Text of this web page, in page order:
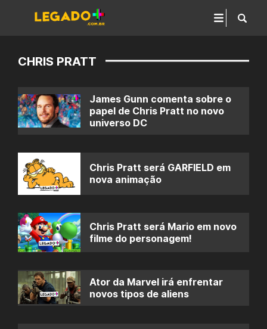
CHRIS PRATT
James Gunn comenta sobre o
papel de Chris Pratt no novo
universo DC
Chris Pratt será GARFIELD em
nova animação
Chris Pratt será Mario em novo
filme do personagem!
Ator da Marvel irá enfrentar
novos tipos de aliens